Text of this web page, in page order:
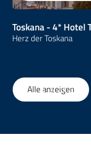
Toskana - 4* Hotel
Herz der Toskana
1 95
Alle anzeigen